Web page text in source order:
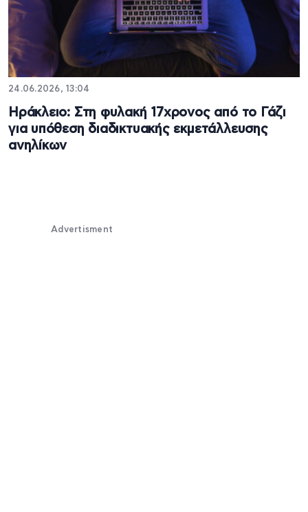
24.06.2026, 13:04
Ηράκλειο: Στη φυλακή 17χρονος από το Γάζι
για υπόθεση διαδικτυακής εκμετάλλευσης
ανηλίκων
Advertisment